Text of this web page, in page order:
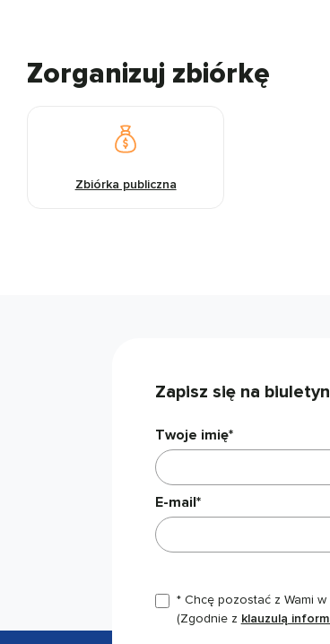
Zorganizuj zbiórkę
Zbiórka publiczna
Zapisz się na
Twoje imię*
E-mail*
* Chcę pozostać z Wami
(Zgodnie z klauzulą